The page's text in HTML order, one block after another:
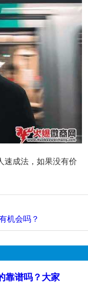
成法，如果没有价
机会吗？
靠谱吗？大家